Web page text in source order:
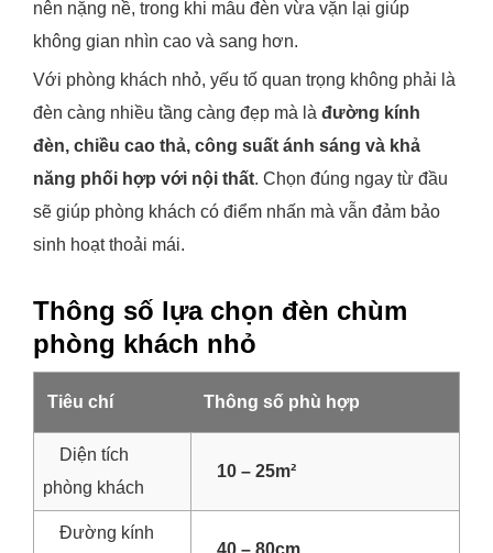
nên nặng nề, trong khi mẫu đèn vừa vặn lại giúp
không gian nhìn cao và sang hơn.
Với phòng khách nhỏ, yếu tố quan trọng không phải là
đèn càng nhiều tầng càng đẹp mà là đường kính
đèn, chiều cao thả, công suất ánh sáng và khả
năng phối hợp với nội thất. Chọn đúng ngay từ đầu
sẽ giúp phòng khách có điểm nhấn mà vẫn đảm bảo
sinh hoạt thoải mái.
Thông số lựa chọn đèn chùm
phòng khách nhỏ
Tiêu chí Thông số phù hợp
Diện tích
phòng khách
10 – 25m²
Đường kính
40 – 80cm